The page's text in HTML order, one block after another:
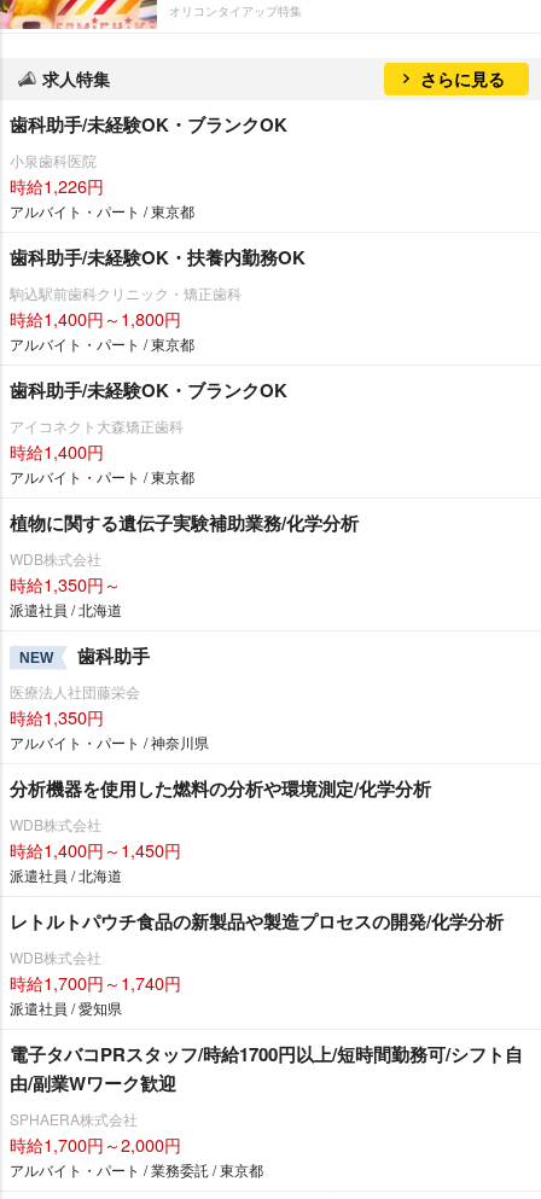
オリコンタイアップ特集
求人特集 さらに見る
歯科助手/未経験OK・ブランクOK
小泉歯科医院
時給1,226円
アルバイト・パート / 東京都
歯科助手/未経験OK・扶養内勤務OK
駒込駅前歯科クリニック・矯正歯科
時給1,400円～1,800円
アルバイト・パート / 東京都
歯科助手/未経験OK・ブランクOK
アイコネクト大森矯正歯科
時給1,400円
アルバイト・パート / 東京都
植物に関する遺伝子実験補助業務/化学分析
WDB株式会社
時給1,350円～
派遣社員 / 北海道
NEW 歯科助手
医療法人社団藤栄会
時給1,350円
アルバイト・パート / 神奈川県
分析機器を使用した燃料の分析や環境測定/化学分析
WDB株式会社
時給1,400円～1,450円
派遣社員 / 北海道
レトルトパウチ食品の新製品や製造プロセスの開発/化学分析
WDB株式会社
時給1,700円～1,740円
派遣社員 / 愛知県
電子タバコPRスタッフ/時給1700円以上/短時間勤務可/シフト自
由/副業Wワーク歓迎
SPHAERA株式会社
時給1,700円～2,000円
アルバイト・パート / 業務委託 / 東京都